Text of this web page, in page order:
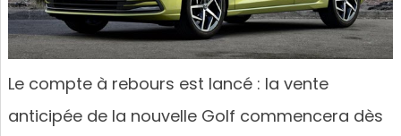
Le compte à rebours est lancé : la vente
anticipée de la nouvelle Golf commencera dès